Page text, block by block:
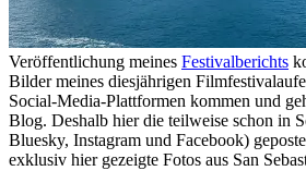
Veröffentlichung meines Festivalberichts
Bilder meines diesjährigen
Social-Media-Plattformen kommen und
Blog. Deshalb hier die teilweise schon in
Bluesky, Instagram und Facebook)
exklusiv hier gezeigte Fotos aus San